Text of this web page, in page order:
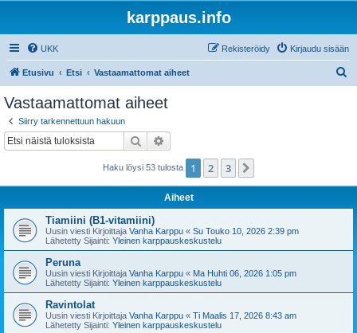
karppaus.info
UKK Kirjaudu sisään
Rekisteröidy
Etusivu Etsi Vastaamattomat aiheet
Vastaamattomat aiheet
Siirry tarkennettuun hakuun
Etsi
Haku löysi 53 tulosta 1 2 3
Aiheet
Tiamiini (B1-vitamiini)
Uusin viesti Kirjoittaja Vanha Karppu « Su Touko 10, 2026 2:39 pm
Lähetetty Sijainti: Yleinen karppauskeskustelu
Peruna
Uusin viesti Kirjoittaja Vanha Karppu « Ma Huhti 06, 2026 1:05 pm
Lähetetty Sijainti: Yleinen karppauskeskustelu
Ravintolat
Uusin viesti Kirjoittaja Vanha Karppu « Ti Maalis 17, 2026 8:43 am
Lähetetty Sijainti: Yleinen karppauskeskustelu